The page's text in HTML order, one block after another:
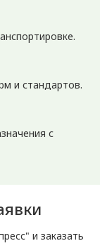
и стандартов.
с
и заказать